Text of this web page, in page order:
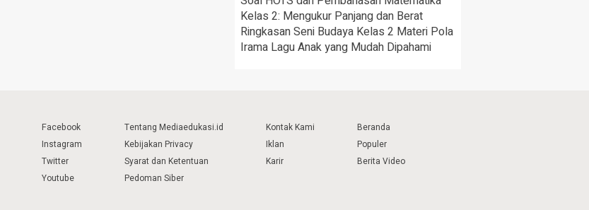
Kelas 2: Mengukur Panjang dan Berat
Ringkasan Seni Budaya Kelas 2 Materi Pola
Irama Lagu Anak yang Mudah Dipahami
Facebook
Instagram
Twitter
Youtube
Tentang Mediaedukasi.id
Kebijakan Privacy
Syarat dan Ketentuan
Pedoman Siber
Kontak Kami
Iklan
Karir
Beranda
Populer
Berita Video